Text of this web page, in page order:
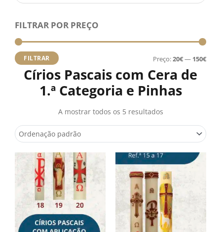
FILTRAR POR PREÇO
FILTRAR Preço:20€— 150€
Círios Pascais com Cera de
1.ª Categoria e Pinhas
A mostrar todos os 5 resultados
through
87.20€
Price
range: